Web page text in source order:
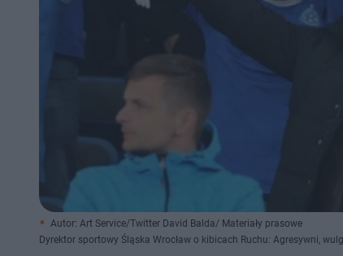
Autor: Art Service/Twitter David Balda/ Materiały prasowe
Dyrektor sportowy Śląska Wrocław o kibicach Ruchu: Agresywni,